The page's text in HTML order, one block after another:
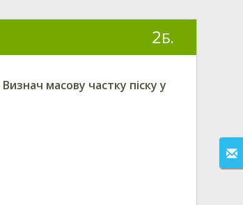
2Б.
Визнач масову частку піску у